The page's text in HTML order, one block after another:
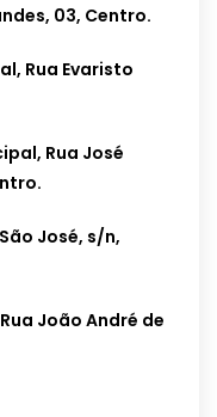
03, Centro.
Rua Evaristo
Rua José
José, s/n,
João André de